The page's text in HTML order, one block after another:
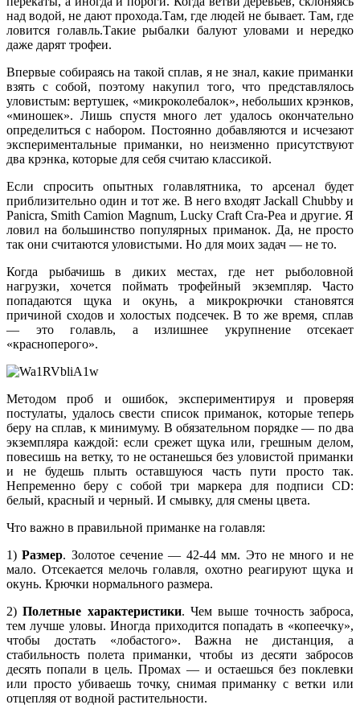
над водой, не дают прохода.Там, где людей не бывает. Там, где
ловится голавль.Такие рыбалки балуют уловами и нередко
даже дарят трофеи.
Впервые собираясь на такой сплав, я не знал, какие приманки
взять с собой, поэтому накупил того, что представлялось
уловистым: вертушек, «микроколебалок», небольших крэнков,
«миношек». Лишь спустя много лет удалось окончательно
определиться с набором. Постоянно добавляются и исчезают
экспериментальные приманки, но неизменно присутствуют
два крэнка, которые для себя считаю классикой.
Если спросить опытных голавлятника, то арсенал будет
приблизительно один и тот же. В него входят Jackall Chubby и
Panicra, Smith Camion Мagnum, Lucky Craft Cra-Pea и другие. Я
ловил на большинство популярных приманок. Да, не просто
так они считаются уловистыми. Но для моих задач — не то.
Когда рыбачишь в диких местах, где нет рыболовной
нагрузки, хочется поймать трофейный экземпляр. Часто
попадаются щука и окунь, а микрокрючки становятся
причиной сходов и холостых подсечек. В то же время, сплав
— это голавль, а излишнее укрупнение отсекает
«красноперого».
Методом проб и ошибок, экспериментируя и проверяя
постулаты, удалось свести список приманок, которые теперь
беру на сплав, к минимуму. В обязательном порядке — по два
экземпляра каждой: если срежет щука или, грешным делом,
повесишь на ветку, то не останешься без уловистой приманки
и не будешь плыть оставшуюся часть пути просто так.
Непременно беру с собой три маркера для подписи CD:
белый, красный и черный. И смывку, для смены цвета.
Что важно в правильной приманке на голавля:
1)Размер. Золотое сечение — 42-44 мм. Это не много и не
мало. Отсекается мелочь голавля, охотно реагируют щука и
окунь. Крючки нормального размера.
2)Полетные характеристики. Чем выше точность заброса,
тем лучше уловы. Иногда приходится попадать в «копеечку»,
чтобы достать «лобастого». Важна не дистанция, а
стабильность полета приманки, чтобы из десяти забросов
десять попали в цель. Промах — и остаешься без поклевки
или просто убиваешь точку, снимая приманку с ветки или
отцепляя от водной растительности.